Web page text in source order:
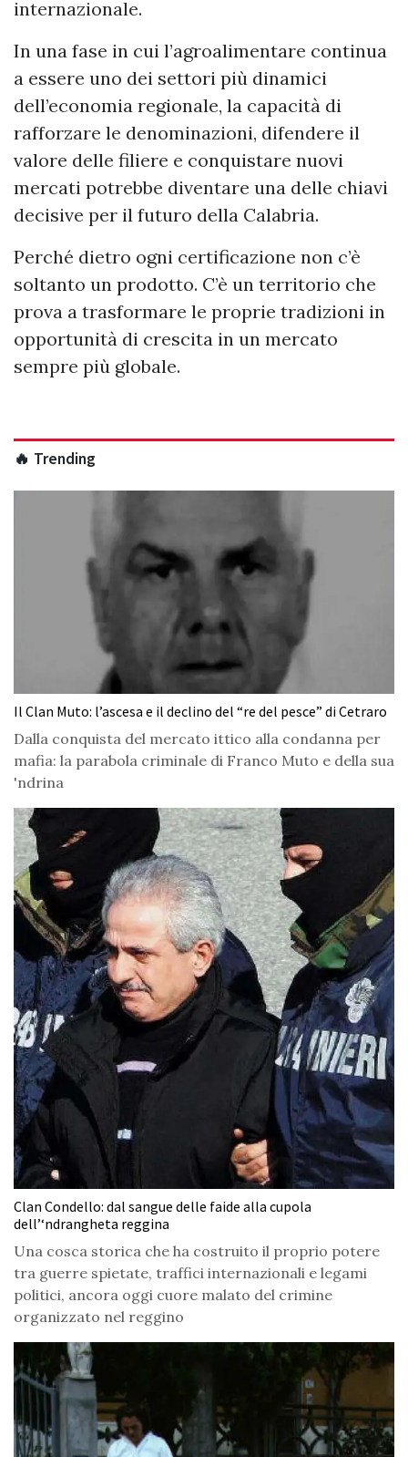
internazionale.
In una fase in cui l’agroalimentare continua
a essere uno dei settori più dinamici
dell’economia regionale, la capacità di
rafforzare le denominazioni, difendere il
valore delle filiere e conquistare nuovi
mercati potrebbe diventare una delle chiavi
decisive per il futuro della Calabria.
Perché dietro ogni certificazione non c’è
soltanto un prodotto. C’è un territorio che
prova a trasformare le proprie tradizioni in
opportunità di crescita in un mercato
sempre più globale.
🔥 Trending
Il Clan Muto: l’ascesa e il declino del “re del pesce” di Cetraro
Dalla conquista del mercato ittico alla condanna per
mafia: la parabola criminale di Franco Muto e della sua
'ndrina
Clan Condello: dal sangue delle faide alla cupola
dell’‘ndrangheta reggina
Una cosca storica che ha costruito il proprio potere
tra guerre spietate, traffici internazionali e legami
politici, ancora oggi cuore malato del crimine
organizzato nel reggino